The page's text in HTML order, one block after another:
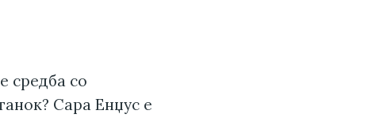
средба со
Сара Енџус е